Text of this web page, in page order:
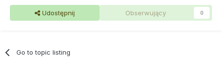
Udostępnij Obserwujący 0
Go to topic listing